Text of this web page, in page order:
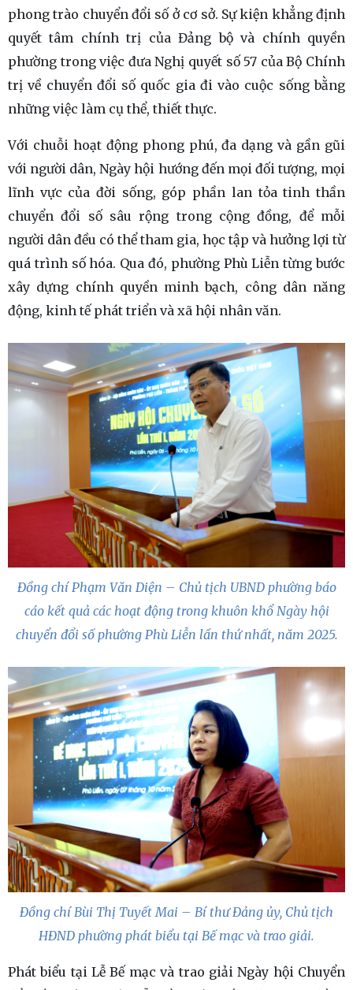
phong trào chuyển đổi số ở cơ sở. Sự kiện khẳng định
quyết tâm chính trị của Đảng bộ và chính quyền
phường trong việc đưa Nghị quyết số 57 của Bộ Chính
trị về chuyển đổi số quốc gia đi vào cuộc sống bằng
những việc làm cụ thể, thiết thực.
Với chuỗi hoạt động phong phú, đa dạng và gần gũi
với người dân, Ngày hội hướng đến mọi đối tượng, mọi
lĩnh vực của đời sống, góp phần lan tỏa tinh thần
chuyển đổi số sâu rộng trong cộng đồng, để mỗi
người dân đều có thể tham gia, học tập và hưởng lợi từ
quá trình số hóa. Qua đó, phường Phù Liễn từng bước
xây dựng chính quyền minh bạch, công dân năng
động, kinh tế phát triển và xã hội nhân văn.
Đồng chí Phạm Văn Diện – Chủ tịch UBND phường báo
cáo kết quả các hoạt động trong khuôn khổ Ngày hội
chuyển đổi số phường Phù Liễn lần thứ nhất, năm 2025.
Đồng chí Bùi Thị Tuyết Mai – Bí thư Đảng ủy, Chủ tịch
HĐND phường phát biểu tại Bế mạc và trao giải.
Phát biểu tại Lễ Bế mạc và trao giải Ngày hội Chuyển